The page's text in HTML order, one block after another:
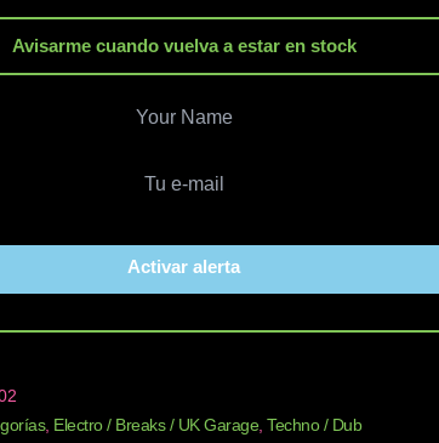
Avisarme cuando vuelva a estar en stock
Activar alerta
, Electro / Breaks / UK Garage,Techno / Dub